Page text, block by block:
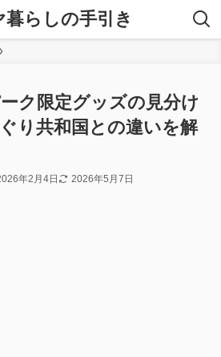
暮らしの手引き
ク限定グッズの見分け
り共和国との違いを解
年2月4日 2026年5月7日